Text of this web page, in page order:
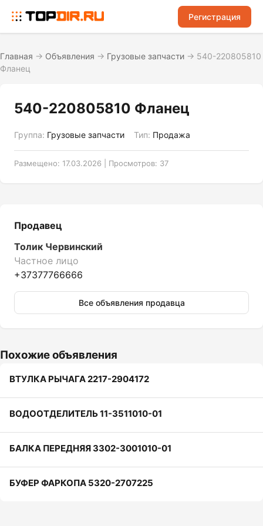
Регистрация
Главная → Объявления → Грузовые запчасти → 540-220805810
Фланец
540-220805810 Фланец
Группа: Грузовые запчасти Тип: Продажа
Размещено: 17.03.2026 | Просмотров: 37
Продавец
Толик Червинский
Частное лицо
+37377766666
Все объявления продавца
Похожие объявления
ВТУЛКА РЫЧАГА 2217-2904172
ВОДООТДЕЛИТЕЛЬ 11-3511010-01
БАЛКА ПЕРЕДНЯЯ 3302-3001010-01
БУФЕР ФАРКОПА 5320-2707225